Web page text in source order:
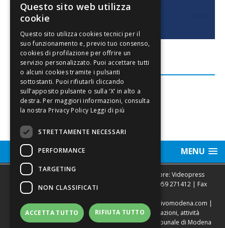
FACEBOOK
MENU
Sede legale, Redazione, pubblicità e annunci Editore: Videopress
Modena S.r.l. via Emilia Est, 402/6 - Modena | Tel.
059 271412 | Fax
Direttore Resp. Giovanni Botti | email:redazione@vivomodena.com |
www.vivomodena.it | Diffusione gratuita in abitazioni, attività
commerciali, edicole di Modena. Autorizzazione Tribunale di Modena
Questo sito web utilizza
cookie
Leggi di più
STRETTAMENTE NECESSARI
PERFORMANCE
TARGETING
NON CLASSIFICATI
ACCETTA TUTTO RIFIUTA TUTTO